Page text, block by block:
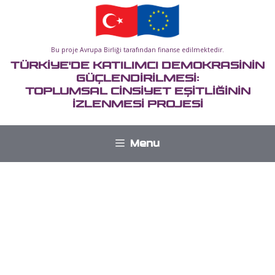
Bu proje Avrupa Birliği tarafından finanse edilmektedir.
TÜRKİYE'DE KATILIMCI DEMOKRASİNİN
GÜÇLENDİRİLMESİ:
TOPLUMSAL CİNSİYET EŞİTLİĞİNİN
İZLENMESİ PROJESİ
Menu